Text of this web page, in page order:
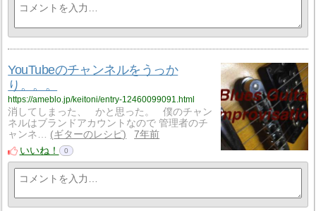
YouTubeのチャンネルをうっか
り。。。
https://ameblo.jp/keitoni/entry-12460099091.html
消してしまった、 かと思った。 僕のチャン
ネルはブランドアカウントなので 管理者のチ
ャンネ…
ギターのレシピ
7年前
いいね！
0